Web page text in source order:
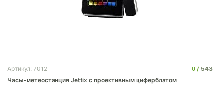
Артикул: 7012 0
543
Часы-метеостанция Jettix с проективным циферблатом